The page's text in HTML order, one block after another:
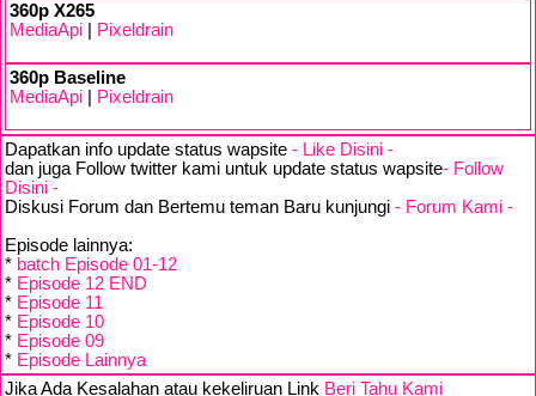
360p X265
MediaApi
Pixeldrain
360p Baseline
MediaApi
Pixeldrain
Dapatkan info update status wapsite - Like Disini -
dan juga Follow twitter kami untuk update status wapsite- Follow
Disini -
Diskusi Forum dan Bertemu teman Baru kunjungi - Forum Kami -
Episode lainnya:
* batch Episode 01-12
* Episode 12 END
* Episode 11
* Episode 10
* Episode 09
* Episode Lainnya
Jika Ada Kesalahan atau kekeliruan Link Beri Tahu Kami